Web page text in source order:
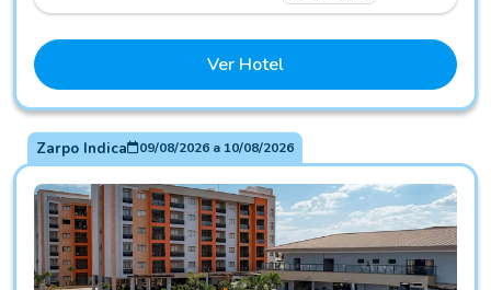
Ver Hotel
Zarpo Indica 09/08/2026a 10/08/2026